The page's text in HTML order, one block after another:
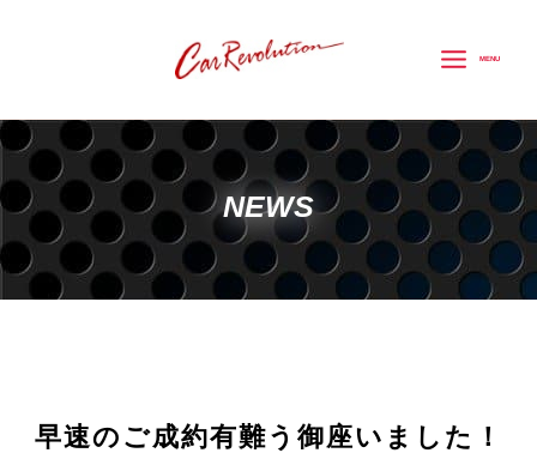
キ
プ
MENU
NEWS
早速のご成約有難う御座いました！